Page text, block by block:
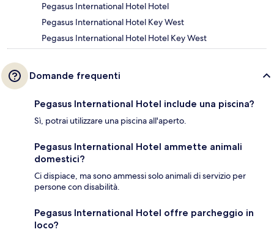
Pegasus International Hotel Hotel
Pegasus International Hotel Key West
Pegasus International Hotel Hotel Key West
Domande frequenti
Pegasus International Hotel include una piscina?
Sì, potrai utilizzare una piscina all'aperto.
Pegasus International Hotel ammette animali
domestici?
Ci dispiace, ma sono ammessi solo animali di servizio per
persone con disabilità.
Pegasus International Hotel offre parcheggio in
loco?